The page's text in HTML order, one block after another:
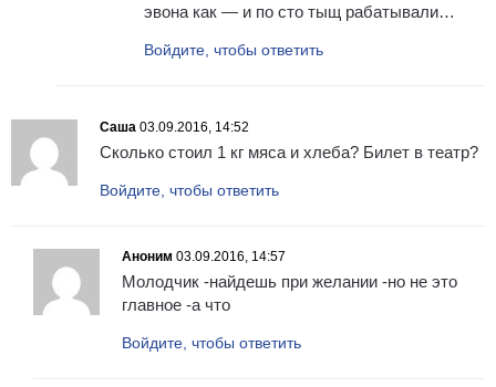
эвона как — и по сто тыщ рабатывали…
Войдите, чтобы ответить
Саша 03.09.2016, 14:52
Сколько стоил 1 кг мяса и хлеба? Билет в театр?
Войдите, чтобы ответить
Аноним 03.09.2016, 14:57
Молодчик -найдешь при желании -но не это
главное -а что
Войдите, чтобы ответить